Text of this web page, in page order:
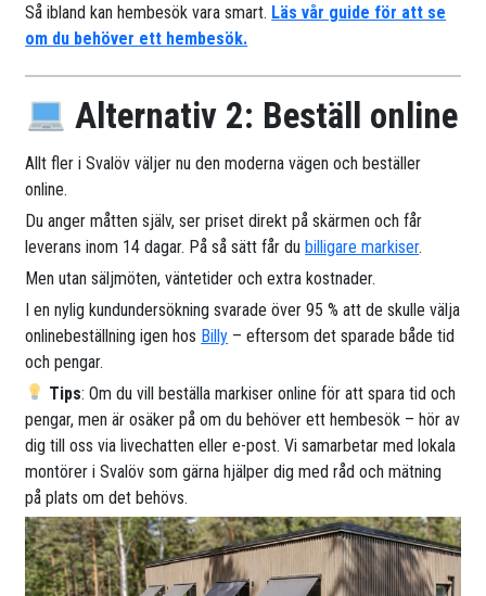
Så ibland kan hembesök vara smart. Läs vår guide för att se
om du behöver ett hembesök.
Alternativ 2: Beställ online
Allt fler i Svalöv väljer nu den moderna vägen och beställer
online.
Du anger måtten själv, ser priset direkt på skärmen och får
leverans inom 14 dagar. På så sätt får dubilligare markiser.
Men utan säljmöten, väntetider och extra kostnader.
I en nylig kundundersökning svarade över 95 % att de skulle välja
onlinebeställning igen hos Billy – eftersom det sparade både tid
och pengar.
Tips: Om du vill beställa markiser online för att spara tid och
pengar, men är osäker på om du behöver ett hembesök – hör av
dig till oss via livechatten eller e-post. Vi samarbetar med lokala
montörer i Svalöv som gärna hjälper dig med råd och mätning
på plats om det behövs.